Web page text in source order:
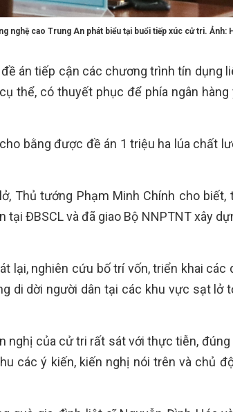
nghệ cao Trung An phát biểu tại buổi tiếp xúc cử tri. Ảnh:
án tiếp cận các chương trình tín dụng
thể, có thuyết phục để phía ngân hàng
bằng được đề án 1 triệu ha lúa chất
Thủ tướng Phạm Minh Chính cho biết,
ĐBSCL và đã giao Bộ NNPTNT xây
lại, nghiên cứu bố trí vốn, triển khai các
di dời người dân tại các khu vực sạt lở
nghị của cử tri rất sát với thực tiễn, đúng
các ý kiến, kiến nghị nói trên và chủ